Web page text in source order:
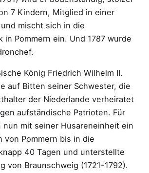
7 Kindern, Mitglied in einer
mischt sich in die
in Pommern ein. Und 1787 wurde
König Friedrich Wilhelm II.
auf Bitten seiner Schwester, die
der Niederlande verheiratet
aufständische Patrioten. Für
nun mit seiner Husareneinheit ein
von Pommern bis in die
40 Tagen und unterstellte
von Braunschweig (1721-1792).